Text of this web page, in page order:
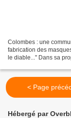
Colombes : une
fabrication des
le diable..." Dans sa
< Page
Hébergé par